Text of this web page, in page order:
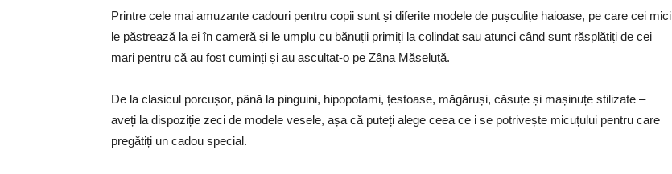
Printre cele mai amuzante cadouri pentru copii sunt și diferite modele de pușculițe haioase, pe care cei mici
le păstrează la ei în cameră și le umplu cu bănuții primiți la colindat sau atunci când sunt răsplătiți de cei
mari pentru că au fost cuminți și au ascultat-o pe Zâna Măseluță.
De la clasicul porcușor, până la pinguini, hipopotami, țestoase, măgăruși, căsuțe și mașinuțe stilizate –
aveți la dispoziție zeci de modele vesele, așa că puteți alege ceea ce i se potrivește micuțului pentru care
pregătiți un cadou special.